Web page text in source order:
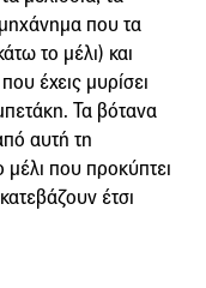
που τα
το μέλι) και
έχεις μυρίσει
Τα βότανα
αυτή τη
μέλι που προκύπτει
έτσι